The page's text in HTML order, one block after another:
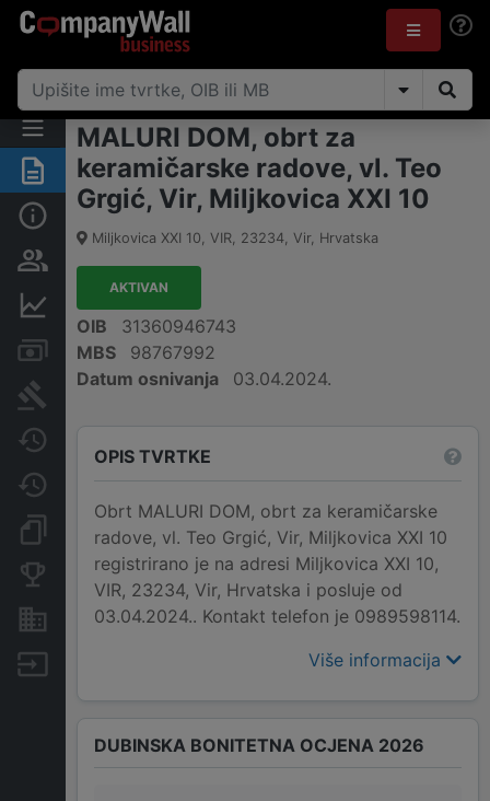
Sažetak
Osnovne informacije
Financijski podaci
Računi i blokade
Promjene
Dokumenti i objave
Konkurentske tvrtke
Nekretnine i imovina
MALURI DOM, obrt za
keramičarske radove, vl. Teo
Grgić, Vir, Miljkovica XXI 10
Miljkovica XXI 10, VIR, 23234, Vir, Hrvatska
AKTIVAN
OIB
31360946743
MBS
98767992
Datum osnivanja
03.04.2024.
OPIS TVRTKE
Obrt MALURI DOM, obrt za keramičarske
radove, vl. Teo Grgić, Vir, Miljkovica XXI 10
registrirano je na adresi Miljkovica XXI 10,
VIR, 23234, Vir, Hrvatska i posluje od
03.04.2024.. Kontakt telefon je 0989598114.
Više informacija
DUBINSKA BONITETNA OCJENA 2026